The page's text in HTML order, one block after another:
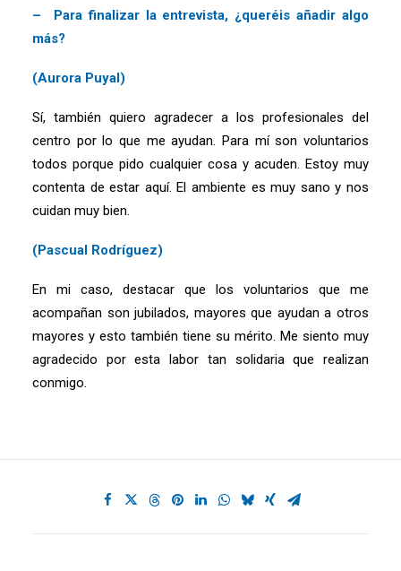
– Para finalizar la entrevista, ¿queréis añadir algo
más?
(Aurora Puyal)
Sí, también quiero agradecer a los profesionales del
centro por lo que me ayudan. Para mí son voluntarios
todos porque pido cualquier cosa y acuden. Estoy muy
contenta de estar aquí. El ambiente es muy sano y nos
cuidan muy bien.
(Pascual Rodríguez)
En mi caso, destacar que los voluntarios que me
acompañan son jubilados, mayores que ayudan a otros
mayores y esto también tiene su mérito. Me siento muy
agradecido por esta labor tan solidaria que realizan
conmigo.